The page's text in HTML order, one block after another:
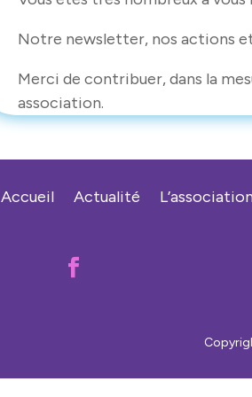
a
Notre newsletter, nos actions
Merci de contribuer, dans la
association.
Accueil Actualité
